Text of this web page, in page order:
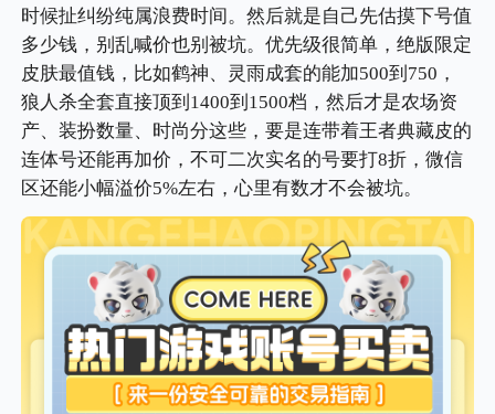
时候扯纠纷纯属浪费时间。然后就是自己先估摸下号值
多少钱，别乱喊价也别被坑。优先级很简单，绝版限定
皮肤最值钱，比如鹤神、灵雨成套的能加500到750，
狼人杀全套直接顶到1400到1500档，然后才是农场资
产、装扮数量、时尚分这些，要是连带着王者典藏皮的
连体号还能再加价，不可二次实名的号要打8折，微信
区还能小幅溢价5%左右，心里有数才不会被坑。